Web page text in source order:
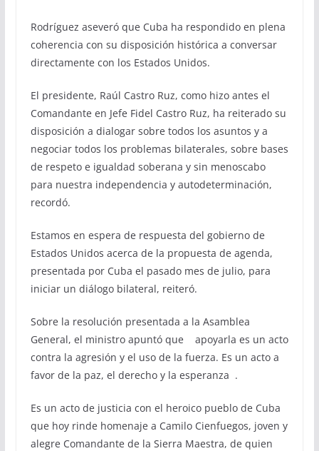
Rodríguez aseveró que Cuba ha respondido en plena
coherencia con su disposición histórica a conversar
directamente con los Estados Unidos.
El presidente, Raúl Castro Ruz, como hizo antes el
Comandante en Jefe Fidel Castro Ruz, ha reiterado su
disposición a dialogar sobre todos los asuntos y a
negociar todos los problemas bilaterales, sobre bases
de respeto e igualdad soberana y sin menoscabo
para nuestra independencia y autodeterminación,
recordó.
Estamos en espera de respuesta del gobierno de
Estados Unidos acerca de la propuesta de agenda,
presentada por Cuba el pasado mes de julio, para
iniciar un diálogo bilateral, reiteró.
Sobre la resolución presentada a la Asamblea
General, el ministro apuntó que apoyarla es un acto
contra la agresión y el uso de la fuerza. Es un acto a
favor de la paz, el derecho y la esperanza .
Es un acto de justicia con el heroico pueblo de Cuba
que hoy rinde homenaje a Camilo Cienfuegos, joven y
alegre Comandante de la Sierra Maestra, de quien